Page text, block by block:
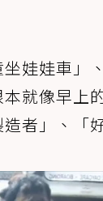
娃娃車」
就像早
者」、「